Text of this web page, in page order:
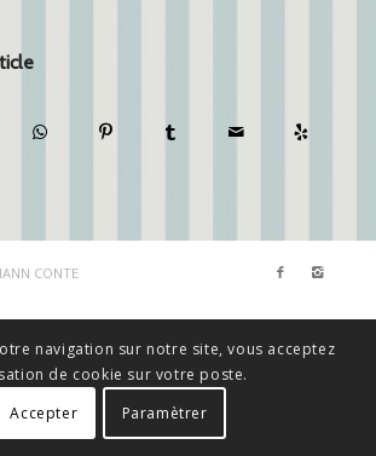
CONTE
navigation sur notre site, vous acceptez
de cookie sur votre poste.
Accepter
Paramètrer